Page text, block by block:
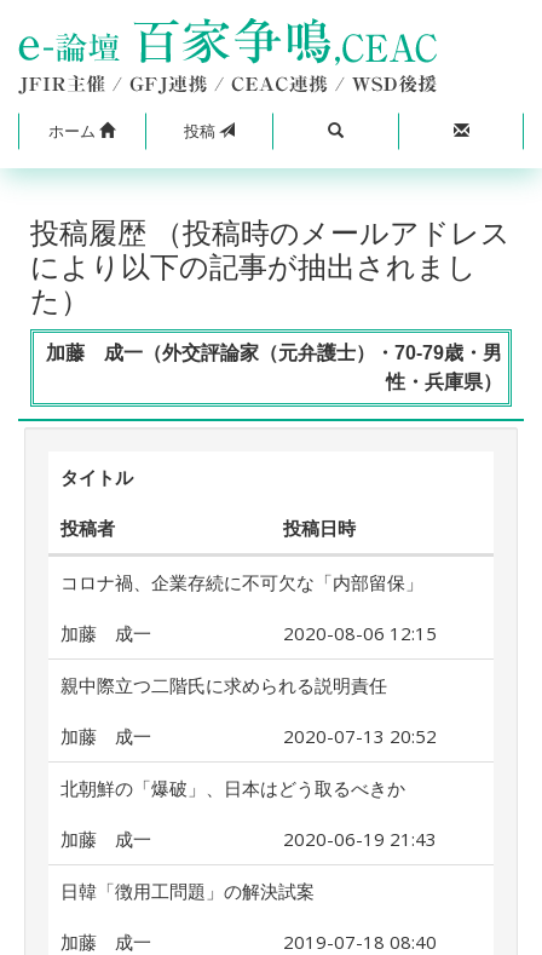
ホーム 投稿
投稿履歴 （投稿時のメールアドレス
により以下の記事が抽出されまし
た）
加藤 成一（外交評論家（元弁護士）・70-79歳・男
性・兵庫県）
タイトル
投稿者 投稿日時
コロナ禍、企業存続に不可欠な「内部留保」
加藤 成一 2020-08-06 12:15
親中際立つ二階氏に求められる説明責任
加藤 成一 2020-07-13 20:52
北朝鮮の「爆破」、日本はどう取るべきか
加藤 成一 2020-06-19 21:43
日韓「徴用工問題」の解決試案
加藤 成一 2019-07-18 08:40